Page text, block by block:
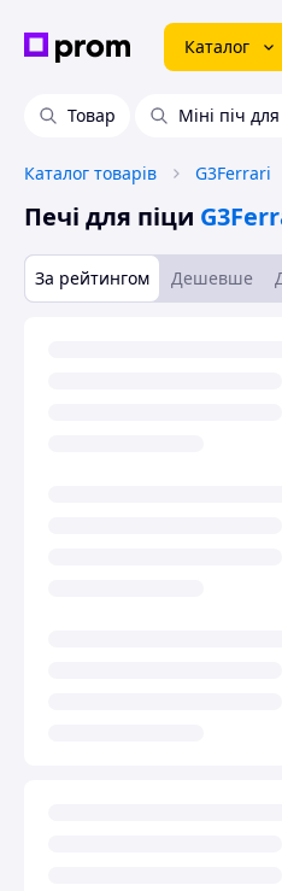
Каталог
Товар Міні піч
Каталог товарів G3Ferrari
Печі для піци
За рейтингом Дешевше